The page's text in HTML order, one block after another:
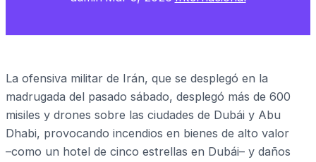
La ofensiva militar de Irán, que se desplegó en la
madrugada del pasado sábado, desplegó más de 600
misiles y drones sobre las ciudades de Dubái y Abu
Dhabi, provocando incendios en bienes de alto valor
–como un hotel de cinco estrellas en Dubái– y daños